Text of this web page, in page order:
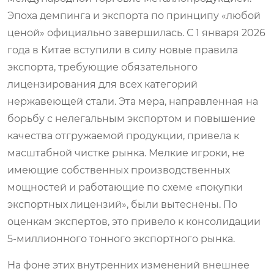
Эпоха демпинга и экспорта по принципу «любой
ценой» официально завершилась. С 1 января 2026
года в Китае вступили в силу новые правила
экспорта, требующие обязательного
лицензирования для всех категорий
нержавеющей стали. Эта мера, направленная на
борьбу с нелегальным экспортом и повышение
качества отгружаемой продукции, привела к
масштабной чистке рынка. Мелкие игроки, не
имеющие собственных производственных
мощностей и работающие по схеме «покупки
экспортных лицензий», были вытеснены. По
оценкам экспертов, это привело к консолидации
5-миллионного тонного экспортного рынка.
На фоне этих внутренних изменений внешнее